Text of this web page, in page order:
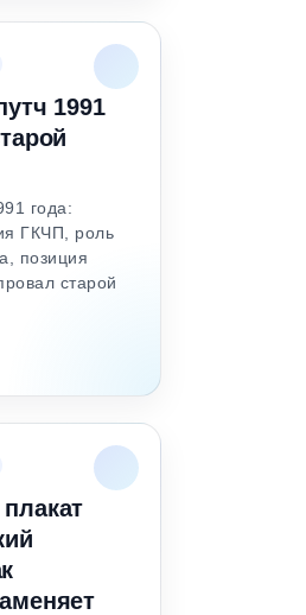
1991
года:
ГКЧП, роль
позиция
старой